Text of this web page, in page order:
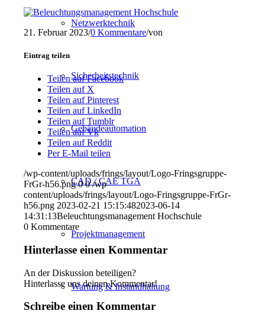
Netzwerktechnik
Sicherheitstechnik
Gebäudeautomation
CAD / CAE TGA
Projektmanagement
Wartung & Instandhaltung
21. Februar 2023/0 Kommentare/von
Eintrag teilen
Teilen auf Facebook
Teilen auf X
Teilen auf Pinterest
Teilen auf LinkedIn
Teilen auf Tumblr
Teilen auf Vk
Teilen auf Reddit
Per E-Mail teilen
/wp-content/uploads/frings/layout/Logo-Fringsgruppe-
FrGr-h56.png 0 0 /wp-
content/uploads/frings/layout/Logo-Fringsgruppe-FrGr-
h56.png 2023-02-21 15:15:482023-06-14
14:31:13Beleuchtungsmanagement Hochschule
0 Kommentare
Hinterlasse einen Kommentar
An der Diskussion beteiligen?
Hinterlasse uns deinen Kommentar!
Schreibe einen Kommentar